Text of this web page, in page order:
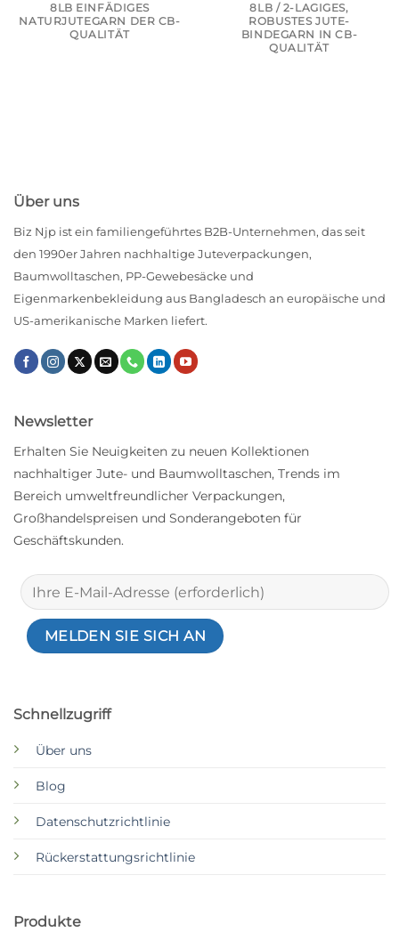
8LB EINFÄDIGES
NATURJUTEGARN DER CB-
QUALITÄT
8LB / 2-LAGIGES,
ROBUSTES JUTE-
BINDEGARN IN CB-
QUALITÄT
Über uns
Biz Njp ist ein familiengeführtes B2B-Unternehmen, das seit
den 1990er Jahren nachhaltige Juteverpackungen,
Baumwolltaschen, PP-Gewebesäcke und
Eigenmarkenbekleidung aus Bangladesch an europäische und
US-amerikanische Marken liefert.
Schnellzugriff
Über uns
Blog
Datenschutzrichtlinie
Rückerstattungsrichtlinie
Produkte
Newsletter
Erhalten Sie Neuigkeiten zu neuen Kollektionen
nachhaltiger Jute- und Baumwolltaschen, Trends im
Bereich umweltfreundlicher Verpackungen,
Großhandelspreisen und Sonderangeboten für
Geschäftskunden.